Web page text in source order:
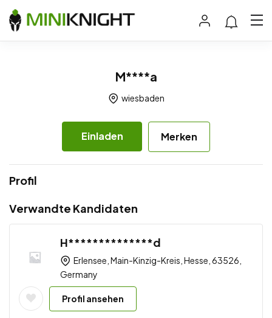
M****a
wiesbaden
Einladen Merken
Profil
Verwandte Kandidaten
H**************d
Erlensee, Main-Kinzig-Kreis, Hesse, 63526,
Germany
Profil ansehen